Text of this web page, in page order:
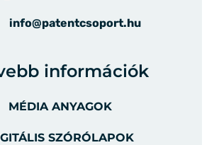
info@patentcsoport.hu
információk
MÉDIA ANYAGOK
SZÓRÓLAPOK